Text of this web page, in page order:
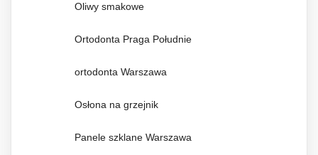
Oliwy smakowe
Ortodonta Praga Południe
ortodonta Warszawa
Osłona na grzejnik
Panele szklane Warszawa